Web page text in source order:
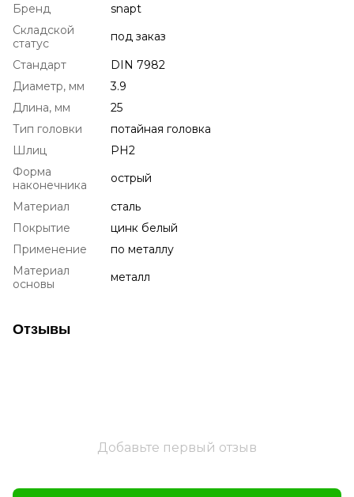
Бренд
snapt
Складской
статус
под заказ
Стандарт
DIN 7982
Диаметр, мм
3.9
Длина, мм
25
Тип головки
потайная головка
Шлиц
PH2
Форма
наконечника
острый
Материал
сталь
Покрытие
цинк белый
Применение
по металлу
Материал
основы
металл
Отзывы
Добавьте первый отзыв